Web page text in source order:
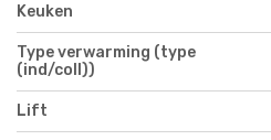
Keuken
Type verwarming (type
(ind/coll))
Lift